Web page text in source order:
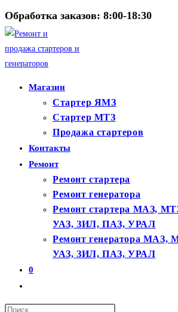
Перейти
к
Обработка заказов: 8:00-18:30
Магазин
Стартер ЯМЗ
Стартер МТЗ
Продажа стартеров
Контакты
Ремонт
Ремонт стартера
Ремонт генератора
Ремонт стартера МАЗ,
УАЗ, ЗИЛ, ПАЗ, УРАЛ
Ремонт генератора
УАЗ, ЗИЛ, ПАЗ, УРАЛ
0